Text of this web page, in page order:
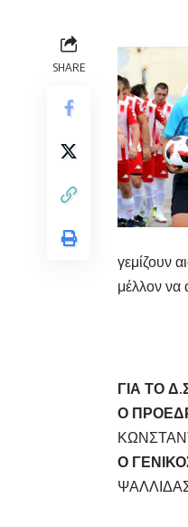
SHARE
γεμίζουν
μέλλον να
ΓΙΑ ΤΟ
Ο
Ο